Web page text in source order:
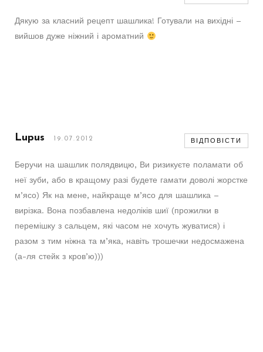
Дякую за класний рецепт шашлика! Готували на вихідні –
вийшов дуже ніжний і ароматний
Lupus 19.07.2012 ВІДПОВІСТИ
Беручи на шашлик полядвицю, Ви ризикуєте поламати об
неї зуби, або в кращому разі будете гамати доволі жорстке
м’ясо) Як на мене, найкраще м’ясо для шашлика –
вирізка. Вона позбавлена недоліків шиї (прожилки в
перемішку з сальцем, які часом не хочуть жуватися) і
разом з тим ніжна та м’яка, навіть трошечки недосмажена
(а-ля стейк з кров’ю)))